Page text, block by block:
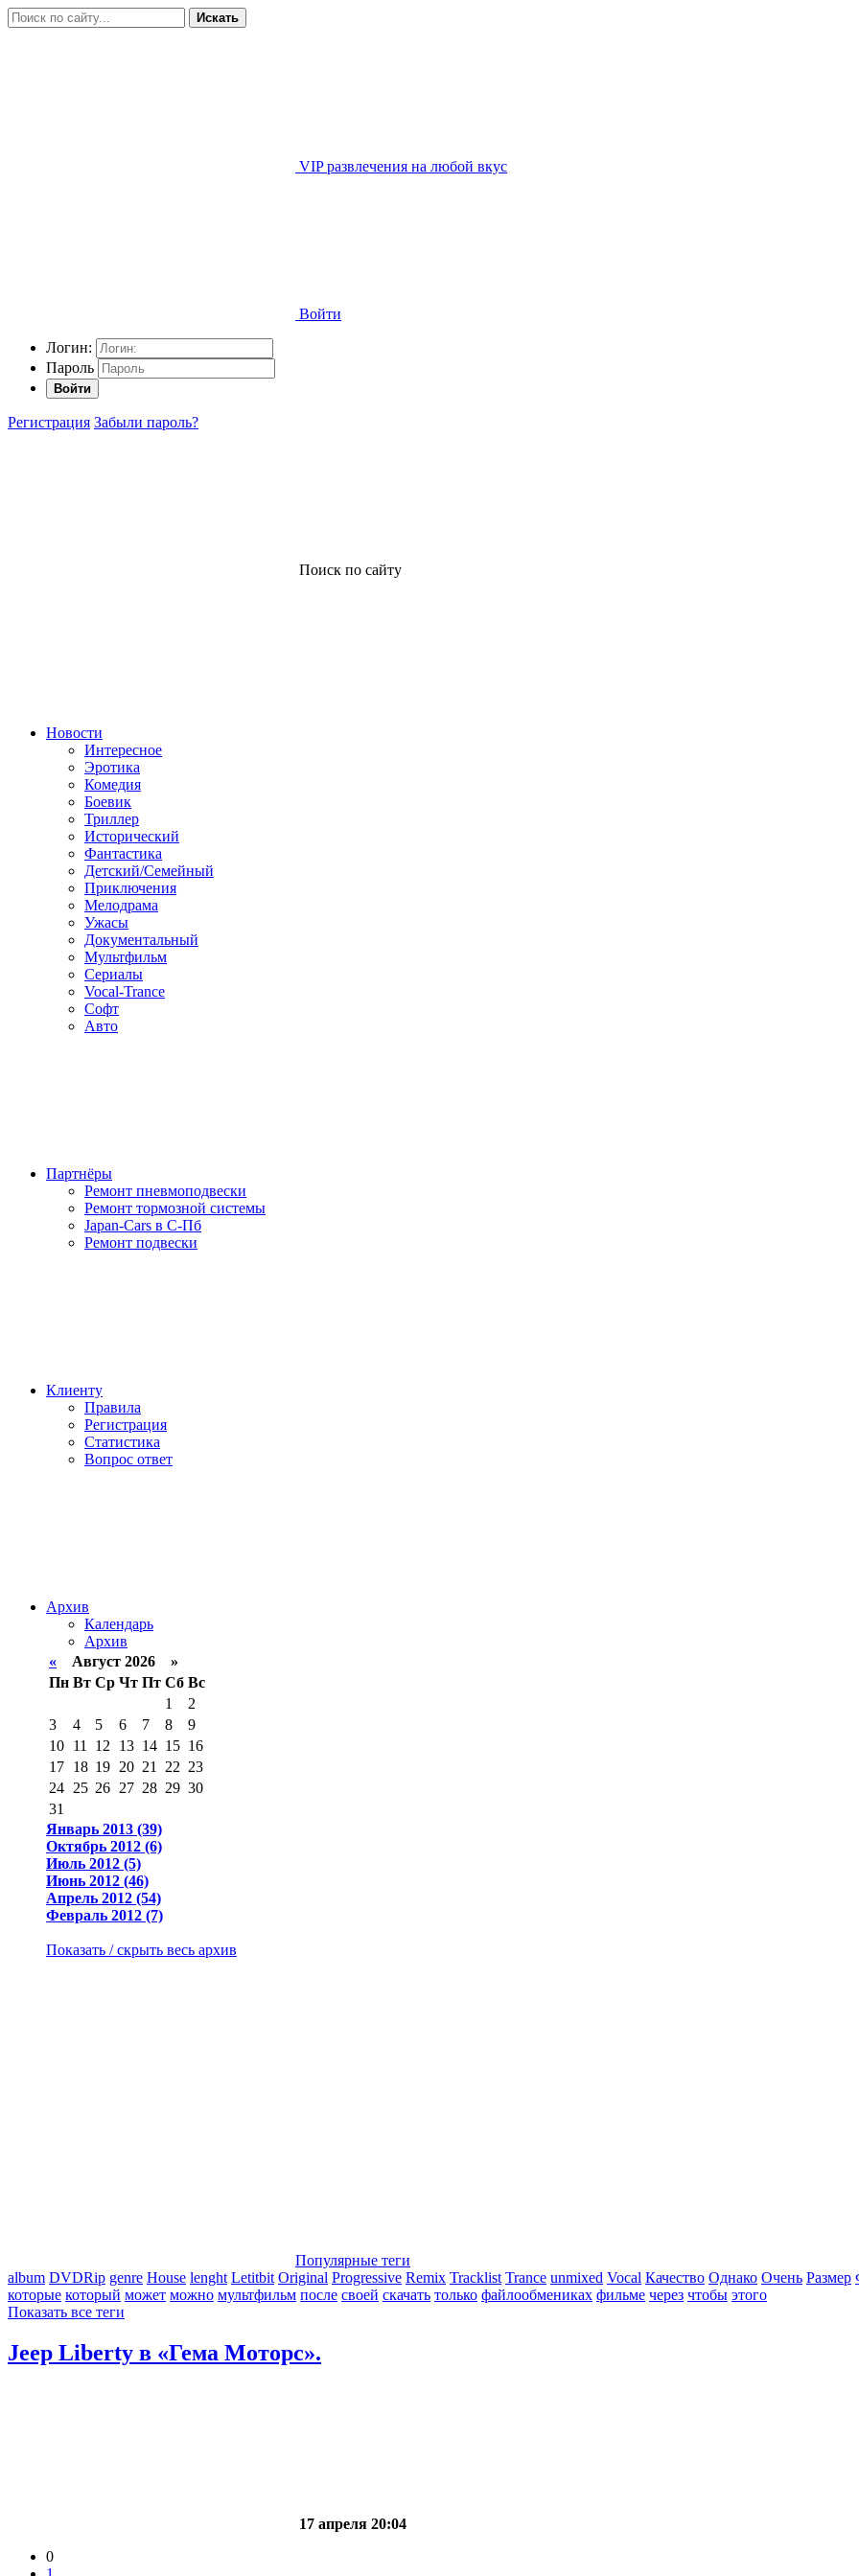
Искать
VIP развлечения на любой вкус
Войти
Логин:
Пароль
Войти
Регистрация Забыли пароль?
Поиск по сайту
Новости
Интересное
Эротика
Комедия
Боевик
Триллер
Исторический
Фантастика
Детский/Семейный
Приключения
Мелодрама
Ужасы
Документальный
Мультфильм
Сериалы
Vocal-Trance
Софт
Авто
Партнёры
Ремонт пневмоподвески
Ремонт тормозной системы
Japan-Cars в С-Пб
Ремонт подвески
Клиенту
Правила
Регистрация
Статистика
Вопрос ответ
Архив
Календарь
Архив
« Август 2026 »
Пн Вт Ср Чт Пт Сб Вс
1
2
3
4 5 6 7 8
9
10 11 12 13 14 15 16
17 18 19 20 21 22 23
24 25 26 27 28 29 30
31
Январь 2013 (39)
Октябрь 2012 (6)
Июль 2012 (5)
Июнь 2012 (46)
Апрель 2012 (54)
Февраль 2012 (7)
Показать / скрыть весь архив
Популярные теги
album DVDRip genre House lenght Letitbit Original Progressive Remix Tracklist Trance unmixed Vocal Качество Однако Очень Размер
которые который может можно мультфильм после своей скачать только файлообмениках фильме через чтобы этого
Показать все теги
Jeep Liberty в «Гема Моторс».
17 апреля 20:04
0